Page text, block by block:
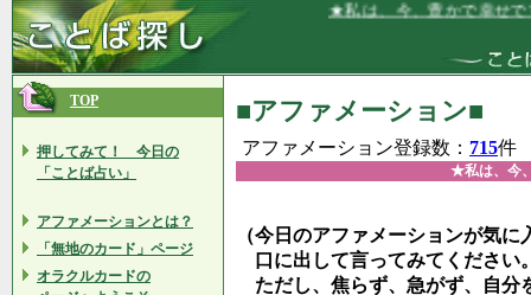
★私は、今、豊かで幸せです★
TOP
押してみて！ 今日の
「ことば占い」
アファメーションとは？
「無地のカード」ページ
オラクルカードの
■アファメーション■
アファメーション登録数： 715件
★私は、今
（今日のアファメーションが気
口に出して言ってみてください
ただし、焦らず、急がず、自分